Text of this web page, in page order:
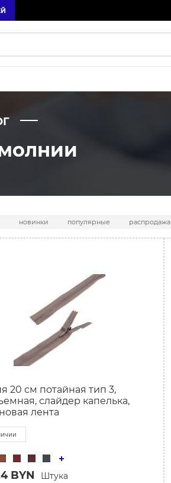
новинки популярные распродажа
20 см потайная тип 3,
слайдер капелька,
лента
BYN Штука